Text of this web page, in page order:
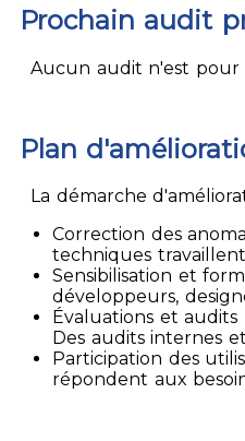
Prochain audit
Aucun audit n'est pour
Plan
La démarche
Correction des
techniques
Sensibilisation et
développeurs,
Évaluations et
Des audits internes
Participation des
répondent aux